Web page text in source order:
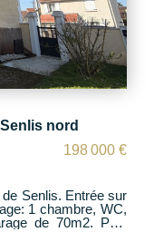
nord
198 000 €
Senlis. Entrée sur
1 chambre, WC,
de 70m2. Petit